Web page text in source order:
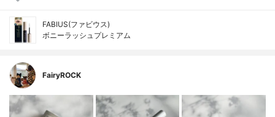
FABIUS(ファビウス)
ボニーラッシュプレミアム
FairyROCK